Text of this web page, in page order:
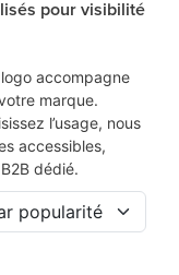
pour visibilité
accompagne
marque.
l’usage, nous
accessibles,
dédié.